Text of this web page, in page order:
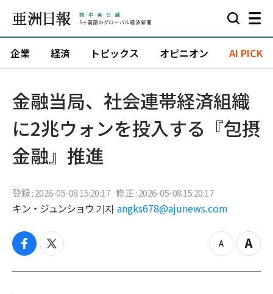
企業 経済 トピックス オピニオン AI PICK
金融当局、社会連帯経済組織
に2兆ウォンを投入する『包摂
金融』推進
登録 : 2026-05-08 15:20:17 修正 : 2026-05-08 15:20:17
キン・ジュンショウ 기자 angks678@ajunews.com
f
c
t
i
z
o
Z
o